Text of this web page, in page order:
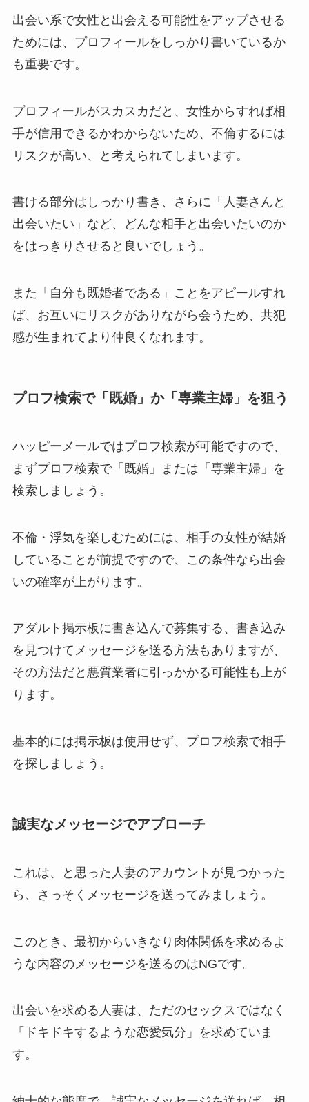
出会い系で女性と出会える可能性をアップさせる
ためには、プロフィールをしっかり書いているか
も重要です。
プロフィールがスカスカだと、女性からすれば相
手が信用できるかわからないため、不倫するには
リスクが高い、と考えられてしまいます。
書ける部分はしっかり書き、さらに「人妻さんと
出会いたい」など、どんな相手と出会いたいのか
をはっきりさせると良いでしょう 。
また「自分も既婚者である」ことをアピールすれ
ば、お互いにリスクがありながら会うため、共犯
感が生まれてより仲良くなれます。
プロフ検索で「既婚」か「専業主婦」を狙う
ハッピーメールではプロフ検索が可能ですので、
まずプロフ検索で「既婚」または「専業主婦」を
検索しましょう。
不倫・浮気を楽しむためには、相手の女性が結婚
していることが前提ですので、この条件なら出会
いの確率が上がります。
アダルト掲示板に書き込んで募集する、書き込み
を見つけてメッセージを送る方法もありますが、
その方法だと悪質業者に引っかかる可能性も上が
ります。
基本的には掲示板は使用せず、プロフ検索で相手
を探しましょう。
誠実なメッセージでアプローチ
これは、と思った人妻のアカウントが見つかった
ら、さっそくメッセージを送ってみましょう。
このとき、最初からいきなり肉体関係を求めるよ
うな内容のメッセージを送るのはNGです。
出会いを求める人妻は、ただのセックスではなく
「ドキドキするような恋愛気分」を求めていま
す。